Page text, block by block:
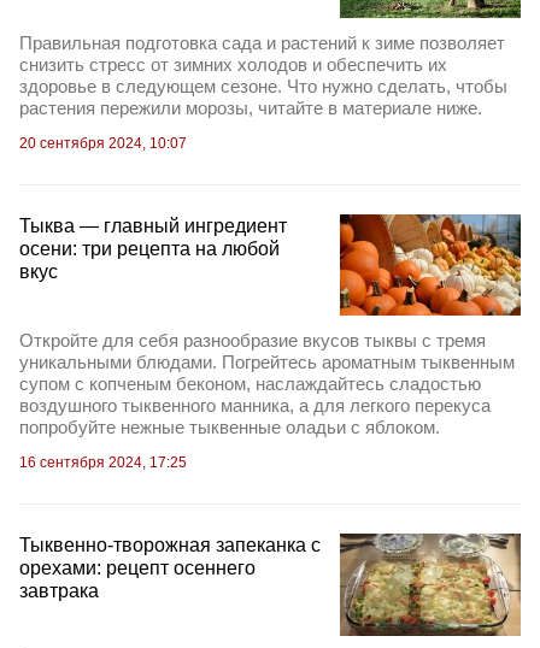
Правильная подготовка сада и растений к зиме позволяет
снизить стресс от зимних холодов и обеспечить их
здоровье в следующем сезоне. Что нужно сделать, чтобы
растения пережили морозы, читайте в материале ниже.
20 сентября 2024, 10:07
Тыква — главный ингредиент
осени: три рецепта на любой
вкус
Откройте для себя разнообразие вкусов тыквы с тремя
уникальными блюдами. Погрейтесь ароматным тыквенным
супом с копченым беконом, наслаждайтесь сладостью
воздушного тыквенного манника, а для легкого перекуса
попробуйте нежные тыквенные оладьи с яблоком.
16 сентября 2024, 17:25
Тыквенно-творожная запеканка с
орехами: рецепт осеннего
завтрака